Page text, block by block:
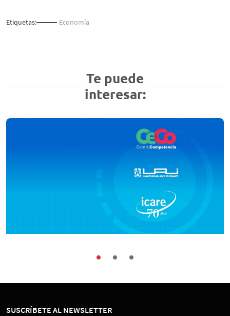
Etiquetas: Economía
Te puede
interesar:
SUSCRÍBETE AL NEWSLETTER